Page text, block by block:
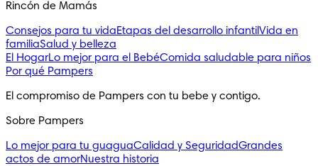
Rincón de Mamás
Consejos para tu vidaEtapas del desarrollo infantilVida en
familiaSalud y belleza
El HogarLo mejor para el BebéComida saludable para niños
Por qué Pampers
El compromiso de Pampers con tu bebe y contigo.
Sobre Pampers
Lo mejor para tu guaguaCalidad y SeguridadGrandes
actos de amorNuestra historia